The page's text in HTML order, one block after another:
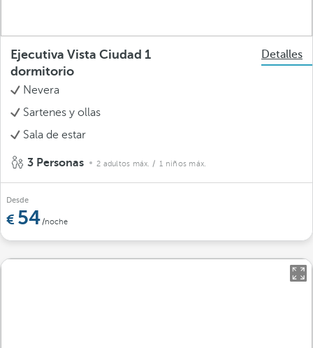
Ejecutiva Vista Ciudad 1
dormitorio
Detalles
Nevera
Sartenes y ollas
Sala de estar
3 Personas 2 adultos máx. / 1 niños máx.
Desde
54/noche